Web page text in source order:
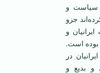
و
جزو
و
بوده است.
در
و بدیع و